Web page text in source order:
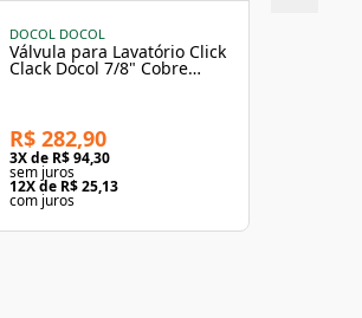
DOCOL DOCOL
Válvula para Lavatório Click
Clack Docol 7/8" Cobre
R$ 282,90
3X de R$ 94,30
sem juros
12X de R$ 25,13
com juros